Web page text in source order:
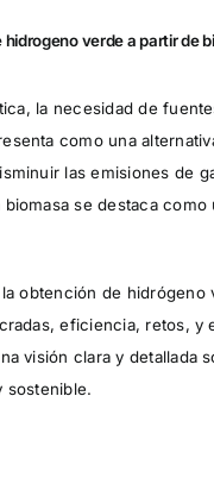
verde a partir de
la necesidad de
como una
las emisiones de
se destaca
obtención de hidrógeno
eficiencia, retos, y
visión clara y detallada
sostenible.